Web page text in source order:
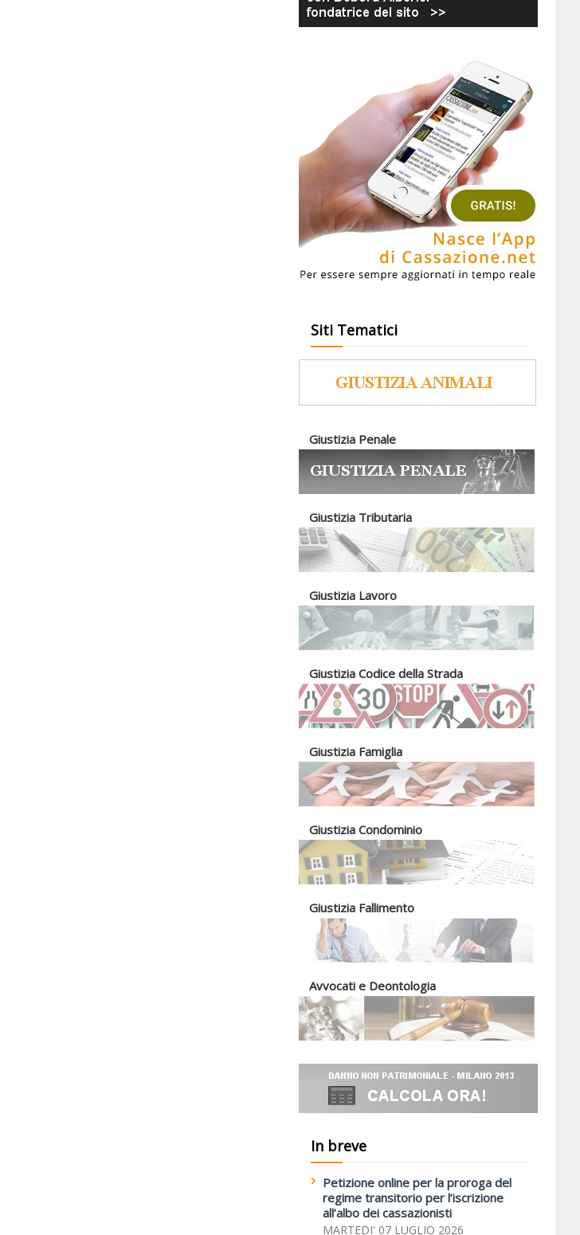
Siti Tematici
Giustizia Penale
Giustizia Tributaria
Giustizia Lavoro
Giustizia Codice della Strada
Giustizia Famiglia
Giustizia Condominio
Giustizia Fallimento
Avvocati e Deontologia
In breve
Petizione online per la proroga del
regime transitorio per l’iscrizione
all’albo dei cassazionisti
MARTEDI' 07 LUGLIO 2026